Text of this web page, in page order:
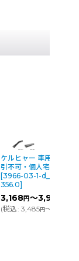
蔵王産業 バックマン
乾湿両用バキュームク
ー【代引不可・個人宅
可】 [2479-05-1-
d_1049306400342
294,100
(税込: 323,510円